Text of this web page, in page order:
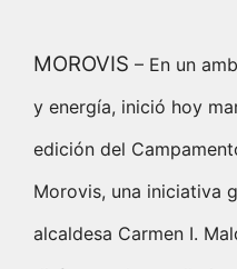
MOROVIS – En un
y energía, inició hoy
edición del
Morovis, una iniciativa
alcaldesa Carmen I.